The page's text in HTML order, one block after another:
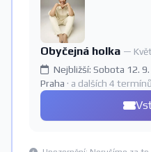
Obyčejná holka —
Nejbližší: Sobota 12. 9.
Praha · a dalších 4 termínů